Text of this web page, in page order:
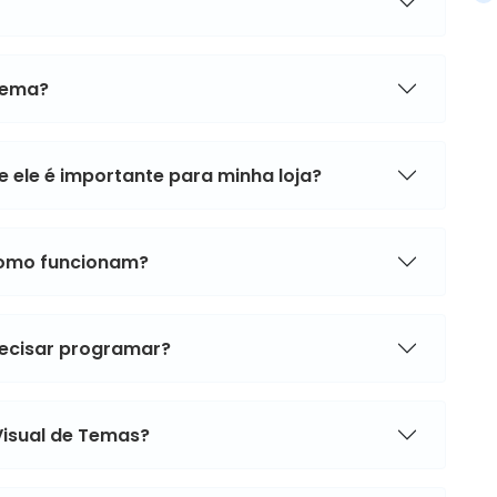
ele é importante para minha loja?
funcionam?
programar?
de Temas?